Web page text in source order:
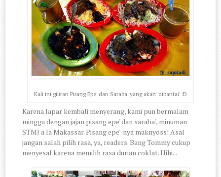
Kali ini giliran Pisang Epe' dan Saraba' yang akan 'dibantai' :D
Karena lapar kembali menyerang, kami pun bermalam
minggu dengan jajan pisang epe' dan saraba', minuman
STMJ a la Makassar. Pisang epe'-nya maknyoss! Asal
jangan salah pilih rasa, ya, readers. Bang Tommy cukup
menyesal karena memilih rasa durian coklat. Hihi...